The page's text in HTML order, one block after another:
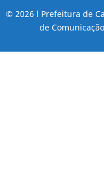
© 2026 l Prefeitura de
de